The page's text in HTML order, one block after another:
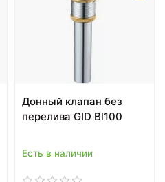
Донный клапан без
перелива GID Bl100
Есть в наличии